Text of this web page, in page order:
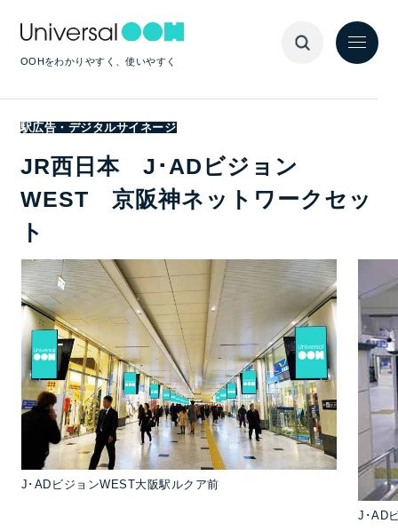
OOHをわかりやすく、使いやすく
駅広告・デジタルサイネージ
JR西日本 J･ADビジョン
WEST 京阪神ネットワークセッ
ト
J･ADビジョンWEST大阪駅ルクア前
J･AD